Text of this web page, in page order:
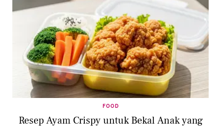
FOOD
Resep Ayam Crispy untuk Bekal Anak yang